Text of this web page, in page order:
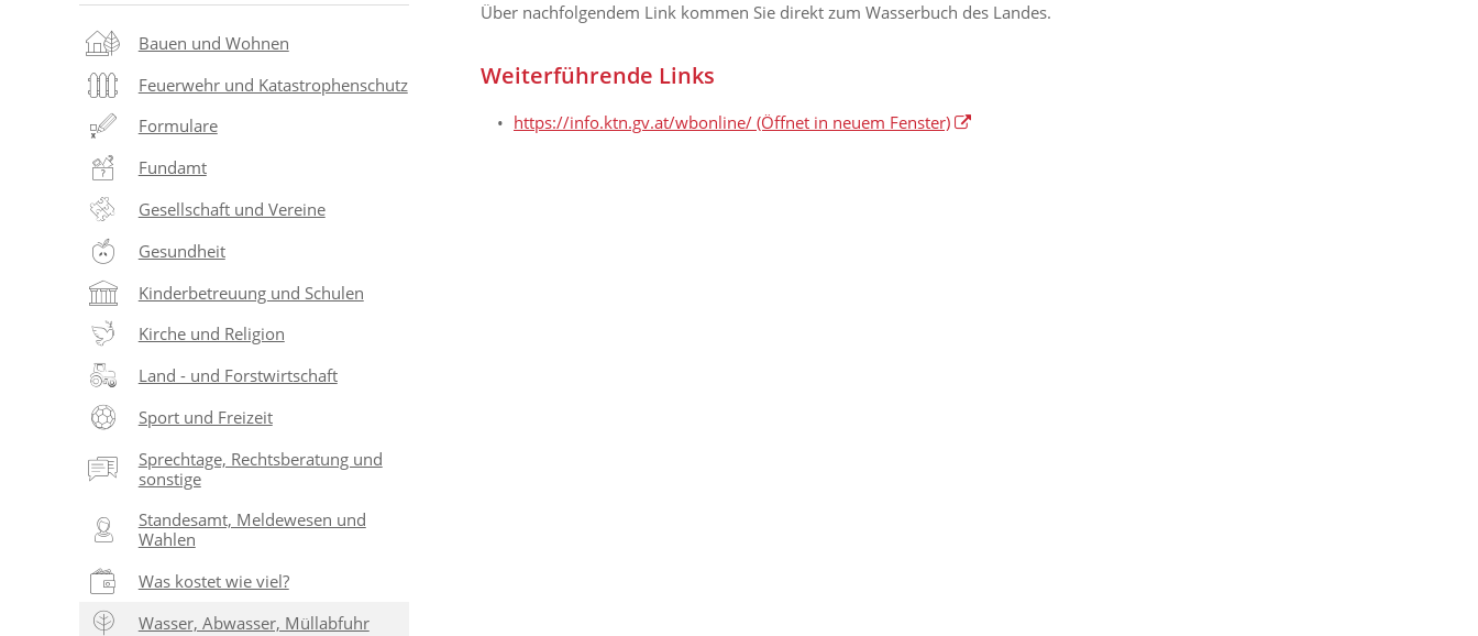
Über nachfolgendem Link kommen Sie direkt zum Wasserbuch des Landes.
Weiterführende Links
https://info.ktn.gv.at/wbonline/ (Öffnet in neuem Fenster)
Bauen und Wohnen
Feuerwehr und Katastrophenschutz
Formulare
Fundamt
Gesellschaft und Vereine
Gesundheit
Kinderbetreuung und Schulen
Kirche und Religion
Land - und Forstwirtschaft
Sport und Freizeit
Sprechtage, Rechtsberatung und
sonstige
Standesamt, Meldewesen und
Wahlen
Was kostet wie viel?
Wasser, Abwasser, Müllabfuhr